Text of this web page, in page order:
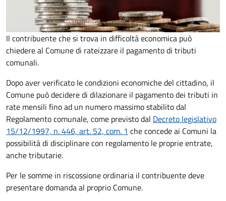
Il contribuente che si trova in difficoltà economica può
chiedere al Comune di rateizzare il pagamento di tributi
comunali.
Dopo aver verificato le condizioni economiche del cittadino, il
Comune può decidere di dilazionare il pagamento dei tributi in
rate mensili fino ad un numero massimo stabilito dal
Regolamento comunale, come previsto dal Decreto legislativo
15/12/1997, n. 446, art. 52, com. 1 che concede ai Comuni la
possibilità di disciplinare con regolamento le proprie entrate,
anche tributarie.
Per le somme in riscossione ordinaria il contribuente deve
presentare domanda al proprio Comune.